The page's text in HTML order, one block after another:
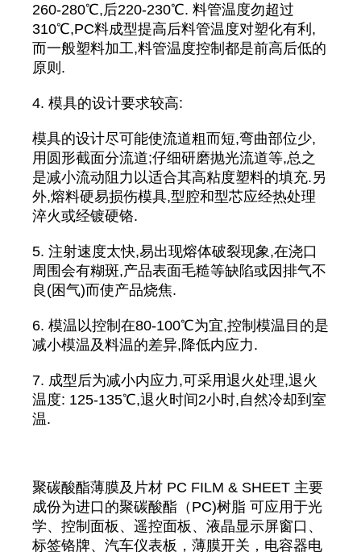
260-280℃,后220-230℃. 料管温度勿超过
310℃,PC料成型提高后料管温度对塑化有利,
而一般塑料加工,料管温度控制都是前高后低的
原则.
4. 模具的设计要求较高:
模具的设计尽可能使流道粗而短,弯曲部位少,
用圆形截面分流道;仔细研磨抛光流道等,总之
是减小流动阻力以适合其高粘度塑料的填充.另
外,熔料硬易损伤模具,型腔和型芯应经热处理
淬火或经镀硬铬.
5. 注射速度太快,易出现熔体破裂现象,在浇口
周围会有糊斑,产品表面毛糙等缺陷或因排气不
良(困气)而使产品烧焦.
6. 模温以控制在80-100℃为宜,控制模温目的是
减小模温及料温的差异,降低内应力.
7. 成型后为减小内应力,可采用退火处理,退火
温度: 125-135℃,退火时间2小时,自然冷却到室
温.
聚碳酸酯薄膜及片材 PC FILM & SHEET 主要
成份为进口的聚碳酸酯（PC)树脂 可应用于光
学、控制面板、遥控面板、液晶显示屏窗口、
标签铬牌、汽车仪表板，薄膜开关，电容器电